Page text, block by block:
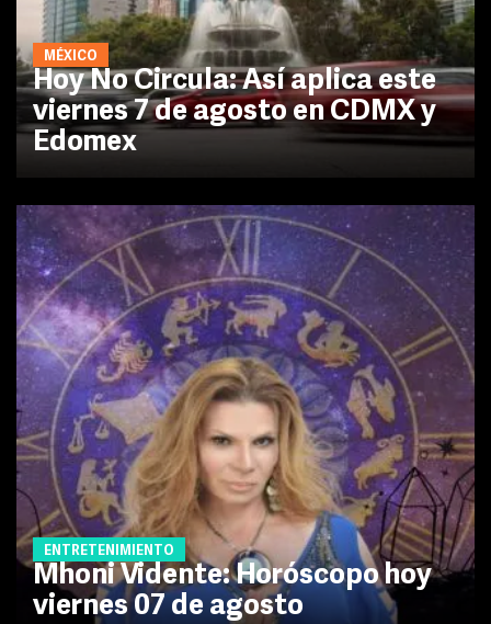
MÉXICO
Hoy No Circula: Así aplica este
viernes 7 de agosto en CDMX y
Edomex
ENTRETENIMIENTO
Mhoni Vidente: Horóscopo hoy
viernes 07 de agosto